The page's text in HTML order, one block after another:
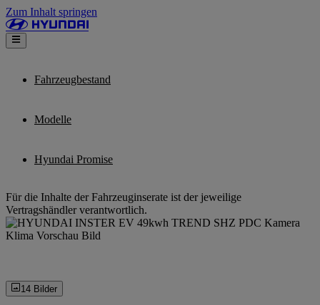
Zum Inhalt springen
Fahrzeugbestand
Modelle
Hyundai Promise
Für die Inhalte der Fahrzeuginserate ist der jeweilige
Vertragshändler verantwortlich.
14 Bilder